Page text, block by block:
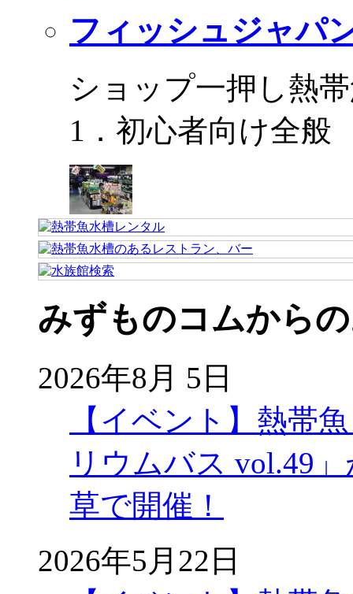
フィッシュジャパ
ショップ一押し熱
1．初心者向け全
みずものコムから
2026年8月 5日
【イベント】熱帯
リウムバス vol.49
草で開催！
2026年5月22日